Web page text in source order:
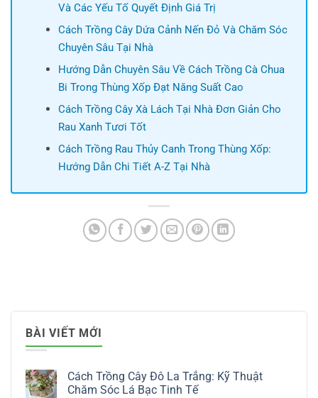
Và Các Yếu Tố Quyết Định Giá Trị
Cách Trồng Cây Dứa Cảnh Nến Đỏ Và Chăm Sóc
Chuyên Sâu Tại Nhà
Hướng Dẫn Chuyên Sâu Về Cách Trồng Cà Chua
Bi Trong Thùng Xốp Đạt Năng Suất Cao
Cách Trồng Cây Xà Lách Tại Nhà Đơn Giản Cho
Rau Xanh Tươi Tốt
Cách Trồng Rau Thủy Canh Trong Thùng Xốp:
Hướng Dẫn Chi Tiết A-Z Tại Nhà
BÀI VIẾT MỚI
Cách Trồng Cây Đô La Trắng: Kỹ Thuật
Chăm Sóc Lá Bạc Tinh Tế